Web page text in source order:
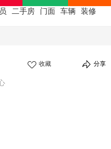
二手房 门面 车辆 装修
收藏 分享